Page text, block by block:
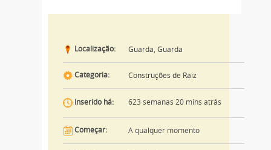
Localização: Guarda, Guarda
Categoria: Construções de Raiz
Inserido há: 623 semanas 20 mins atrás
Começar: A qualquer momento